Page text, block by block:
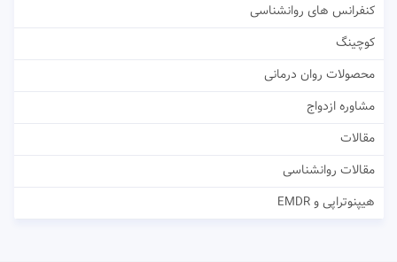
کنفرانس های روانشناسی
کوچینگ
محصولات روان درمانی
مشاوره ازدواج
مقالات
مقالات روانشناسی
هیپنوتراپی و EMDR